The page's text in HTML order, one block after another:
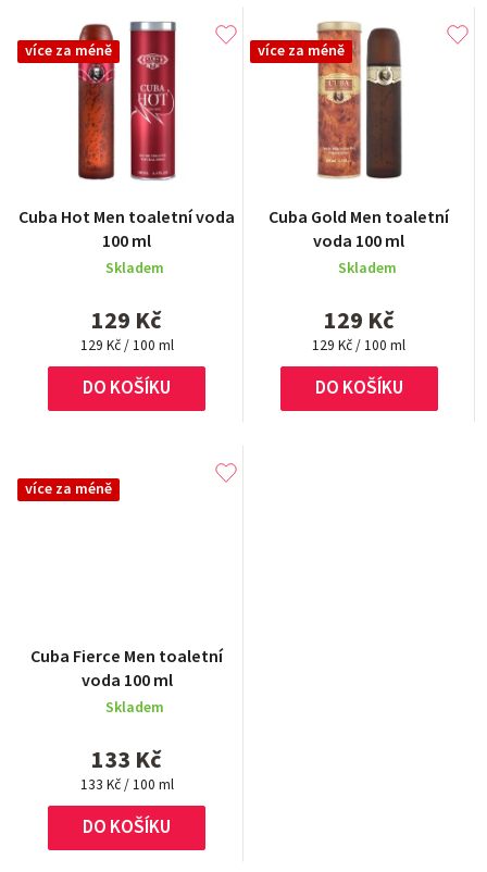
více za méně
Cuba Hot Men toaletní voda
100 ml
Skladem
129 Kč
Měrná
cena:
129 Kč / 100 ml
DO KOŠÍKU
více za méně
Cuba Gold Men toaletní
voda 100 ml
hodnocení
produktu
je
z
5
hvězdiček.
Skladem
129 Kč
Měrná
cena:
129 Kč / 100 ml
DO KOŠÍKU
více za méně
Cuba Fierce Men toaletní
voda 100 ml
Skladem
133 Kč
Měrná
cena:
133 Kč / 100 ml
DO KOŠÍKU